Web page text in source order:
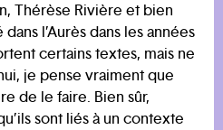
Thérèse Rivière et bien
l’Aurès dans les années
certains textes, mais ne
je pense vraiment que
de le faire. Bien sûr,
sont liés à un contexte